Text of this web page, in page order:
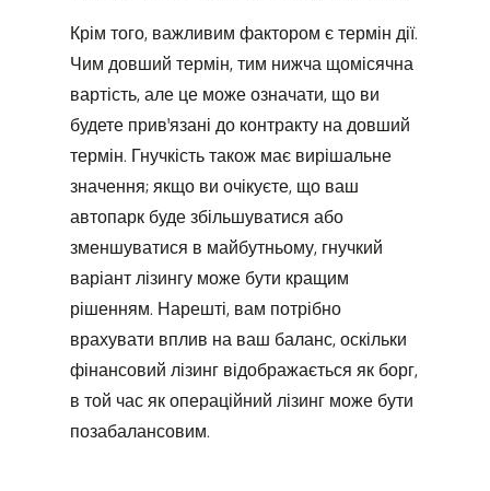
Крім того, важливим фактором є термін дії.
Чим довший термін, тим нижча щомісячна
вартість, але це може означати, що ви
будете прив'язані до контракту на довший
термін. Гнучкість також має вирішальне
значення; якщо ви очікуєте, що ваш
автопарк буде збільшуватися або
зменшуватися в майбутньому, гнучкий
варіант лізингу може бути кращим
рішенням. Нарешті, вам потрібно
врахувати вплив на ваш баланс, оскільки
фінансовий лізинг відображається як борг,
в той час як операційний лізинг може бути
позабалансовим.